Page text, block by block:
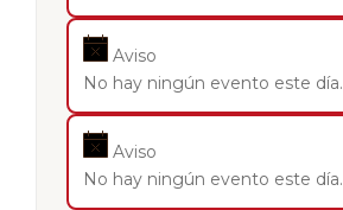
Aviso
No hay ningún evento este día.
Aviso
No hay ningún evento este día.